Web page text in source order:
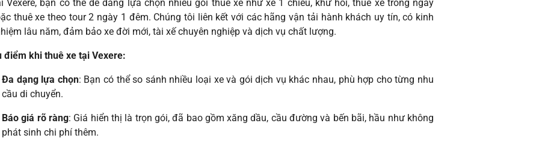
Vexere, bạn có thể dễ dàng lựa chọn nhiều gói thuê xe như xe 1 chiều, khứ hồi, thuê xe trong ngày
thuê xe theo tour 2 ngày 1 đêm. Chúng tôi liên kết với các hãng vận tải hành khách uy tín, có kinh
lâu năm, đảm bảo xe đời mới, tài xế chuyên nghiệp và dịch vụ chất lượng.
điểm khi thuê xe tại Vexere:
Đa dạng lựa chọn: Bạn có thể so sánh nhiều loại xe và gói dịch vụ khác nhau, phù hợp cho từng nhu
cầu di chuyển.
Báo giá rõ ràng: Giá hiển thị là trọn gói, đã bao gồm xăng dầu, cầu đường và bến bãi, hầu như không
phát sinh chi phí thêm.